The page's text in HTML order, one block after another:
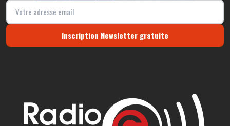
Inscription Newsletter gratuite